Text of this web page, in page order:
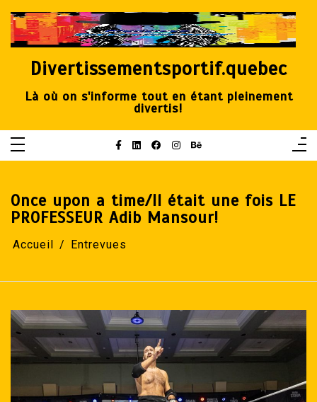
contenu
Divertissementsportif.quebec
Là où on s'informe tout en étant pleinement
divertis!
Once upon a time/Il était une fois LE
PROFESSEUR Adib Mansour!
Accueil Entrevues